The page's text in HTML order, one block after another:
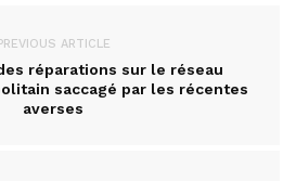
ARTICLE
réparations sur le réseau
saccagé par les récentes
averses